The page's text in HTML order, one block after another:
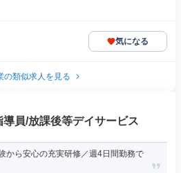
気になる
の類似求人を見る
員/放課後等デイサービス
から安心の充実研修／週4日間勤務で